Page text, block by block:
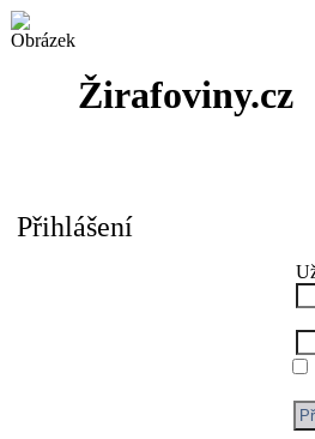
Žirafoviny.cz
Přihlášení